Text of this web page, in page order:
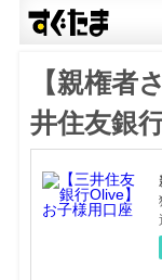
【親権者
井住友銀